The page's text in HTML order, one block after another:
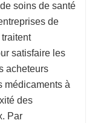
soins de santé
de
satisfaire les
acheteurs
médicaments à
des
Par